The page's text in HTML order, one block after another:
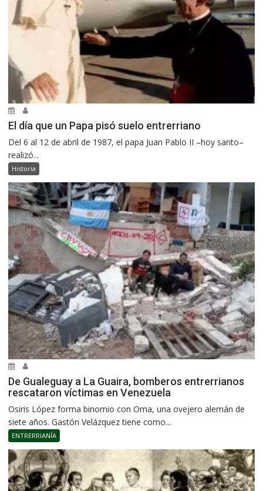
El día que un Papa pisó suelo entrerriano
Del 6 al 12 de abril de 1987, el papa Juan Pablo II –hoy santo–
realizó...
Historia
De Gualeguay a La Guaira, bomberos entrerrianos
rescataron víctimas en Venezuela
Osiris López forma binomio con Oma, una ovejero alemán de
siete años. Gastón Velázquez tiene como...
ENTRERRIANÍA